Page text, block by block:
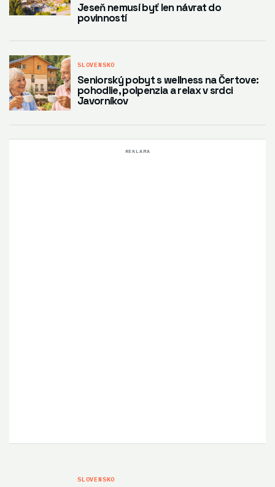
Jeseň nemusí byť len návrat do
povinností
SLOVENSKO
Seniorský pobyt s wellness na Čertove:
pohodlie, polpenzia a relax v srdci
Javorníkov
REKLAMA
SLOVENSKO